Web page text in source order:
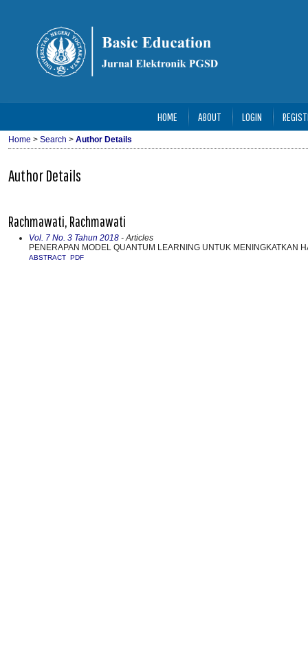
HOME ABOUT LOGIN
Home > Search > Author Details
Author Details
Rachmawati, Rachmawati
Vol. 7 No. 3 Tahun 2018 - Articles
PENERAPAN MODEL QUANTUM LEARNING UNTUK MENINGKATKAN
ABSTRACT PDF